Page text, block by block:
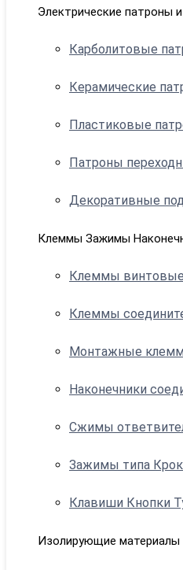
Электрические патроны
Карболитовые
Керамические
Пластиковые
Патроны
Декоративные
Клеммы Зажимы
Клеммы
Клеммы
Монтажные
Наконечники
Сжимы
Зажимы типа
Клавиши Кнопки
Изолирующие материалы